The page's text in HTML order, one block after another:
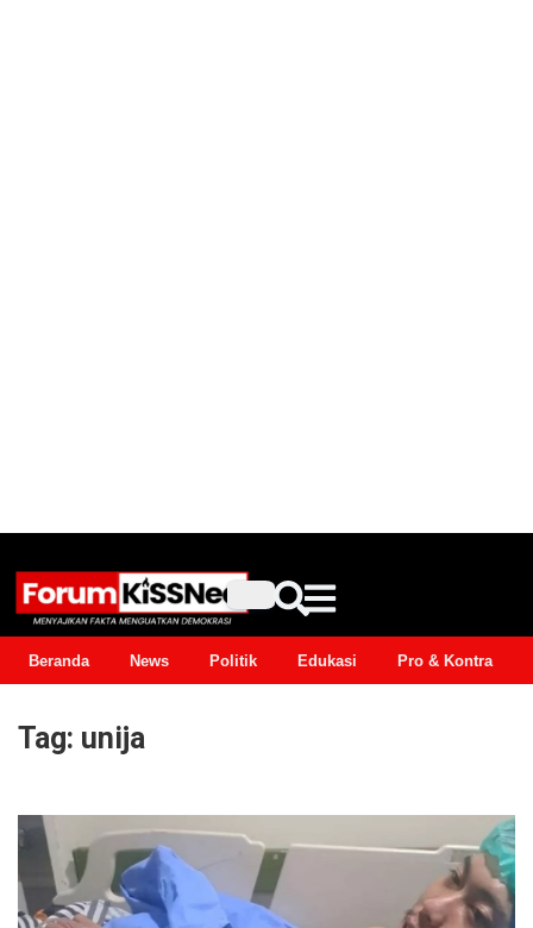
Beranda News Politik Edukasi Pro & Kontra
Tag: unija